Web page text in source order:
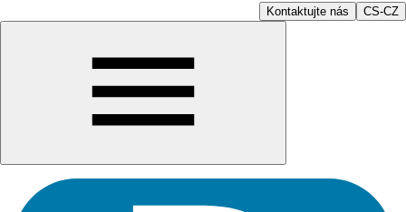
Kontaktujte nás CS-CZ